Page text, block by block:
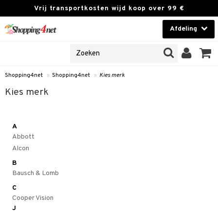
Vrij transportkosten wijd koop over 99 €
Afdeling
Brands
Shopping4net » Shopping4net » Kies merk
Kies merk
A
Abbott
Alcon
B
Bausch & Lomb
C
Cooper Vision
J
klant
antwoorden